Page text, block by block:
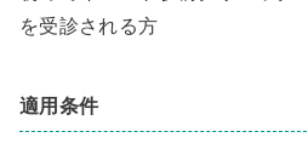
を受診される方
適用条件